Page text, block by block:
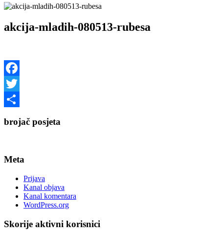
akcija-mladih-080513-rubesa
Facebook
Twitter
brojač posjeta
Meta
Prijava
Kanal objava
Kanal komentara
WordPress.org
Skorije aktivni korisnici